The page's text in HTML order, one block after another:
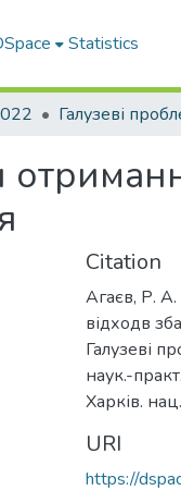
Statistics
Citation
Агаєв, Р. А.
відходв
Галузеві
наук.-
Харків.
URI
https://